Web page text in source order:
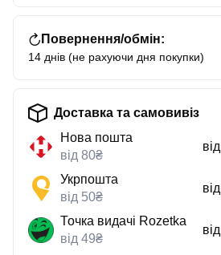
Повернення/обмін:
14 днів (не рахуючи дня покупки)
Доставка та самовивіз
Нова пошта
від 80₴
Укрпошта
від 50₴
Точка видачі Rozetka
від 49₴